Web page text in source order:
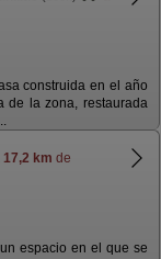
construida en el año
de la zona, restaurada
17,2 km de
espacio en el que se